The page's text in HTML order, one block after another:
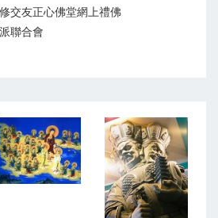
交友正心佛堂網上禮佛
聯合會